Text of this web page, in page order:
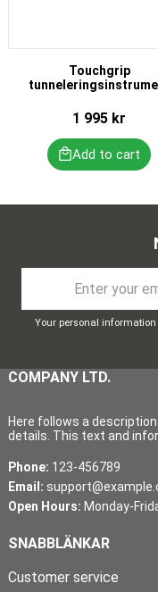
Touchgrip
1 995 kr
Your personal
COMPANY LTD.
Here follows a
details. This text and
Phone: 123-456789
Email:
Open Hours: Monday-
SNABBLÄNKAR
Customer service